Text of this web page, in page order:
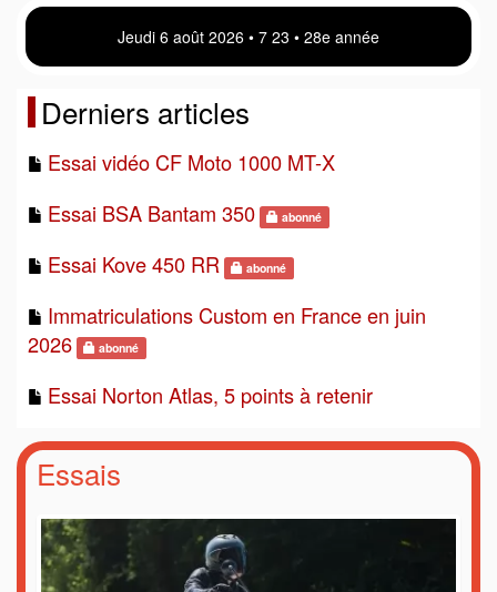
Jeudi 6 août 2026 • 7:23 • 28e année
Derniers articles
Essai vidéo CF Moto 1000 MT-X
Essai BSA Bantam 350
abonné
Essai Kove 450 RR abonné
Immatriculations Custom en France en juin
2026
abonné
Essai Norton Atlas, 5 points à retenir
Essais